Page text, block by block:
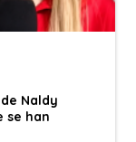
Naldy
se han